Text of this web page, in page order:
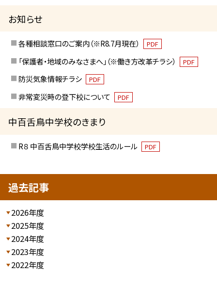
お知らせ
各種相談窓口のご案内（※R8.7月現在） PDF
「保護者・地域のみなさまへ」（※働き方改革チラシ） PDF
防災気象情報チラシ PDF
非常変災時の登下校について PDF
中百舌鳥中学校のきまり
R８ 中百舌鳥中学校学校生活のルール PDF
過去記事
2026年度
2025年度
2024年度
2023年度
2022年度